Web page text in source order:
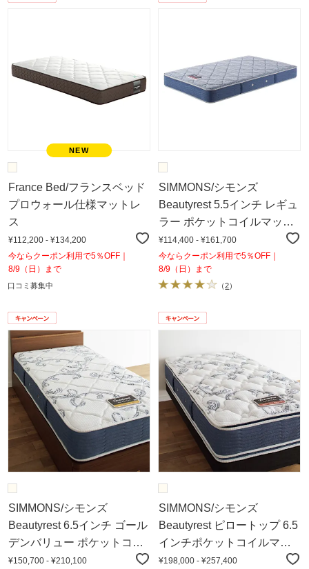
France Bed/フランスベッド
プロウォール仕様マットレ
ス
¥112,200 - ¥134,200
今ならクーポン利用で5％OFF｜
8/9（日）まで
口コミ募集中
SIMMONS/シモンズ
Beautyrest 5.5インチ レギュ
ラー ポケットコイルマット
レス
¥114,400 - ¥161,700
今ならクーポン利用で5％OFF｜
8/9（日）まで
（2）
SIMMONS/シモンズ
Beautyrest 6.5インチ ゴール
デンバリュー ポケットコイ
ルマットレス
¥150,700 - ¥210,100
SIMMONS/シモンズ
Beautyrest ピロートップ 6.5
インチポケットコイルマッ
トレス
¥198,000 - ¥257,400